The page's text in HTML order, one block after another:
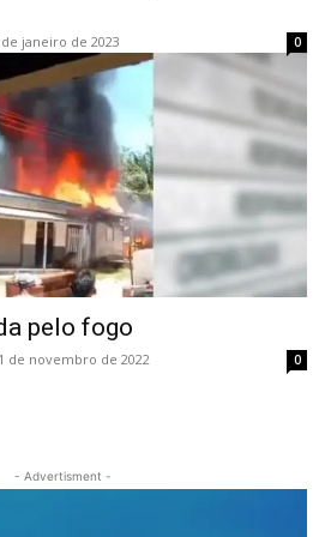
janeiro de 2023 0
pelo fogo
de novembro de 2022 0
- Advertisment -